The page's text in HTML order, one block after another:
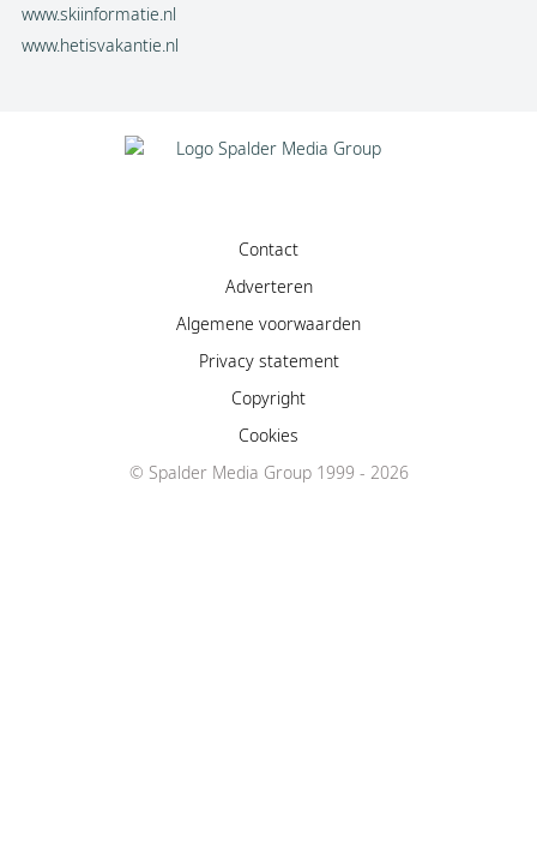
www.skiinformatie.nl
www.hetisvakantie.nl
Contact
Adverteren
Algemene voorwaarden
Privacy statement
Copyright
Cookies
© Spalder Media Group 1999 - 2026